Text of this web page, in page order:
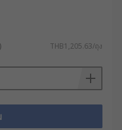
THB1,205.63/ถุง